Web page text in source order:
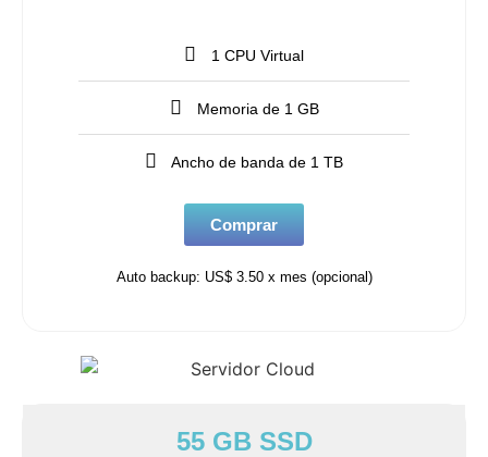
1 CPU Virtual
Memoria de 1 GB
Ancho de banda de 1 TB
Comprar
Auto backup: US$ 3.50 x mes (opcional)
55 GB SSD